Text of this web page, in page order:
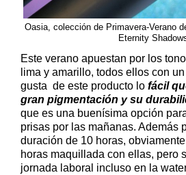
Oasia, colección de Primavera-Verano
Eternity
Este verano apuestan por los
lima y amarillo, todos ellos con
gusta de este producto lo fácil
gran pigmentación y su
que es una buenísima opción
prisas por las mañanas. Además
duración de 10 horas,
horas maquillada con ellas, pero
jornada laboral incluso en la